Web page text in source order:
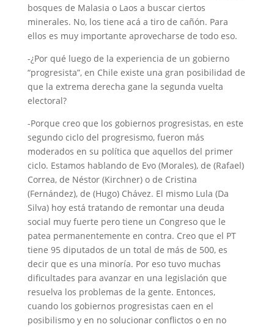
bosques de Malasia o Laos a buscar ciertos
minerales. No, los tiene acá a tiro de cañón. Para
ellos es muy importante aprovecharse de todo eso.
-¿Por qué luego de la experiencia de un gobierno
“progresista”, en Chile existe una gran posibilidad de
que la extrema derecha gane la segunda vuelta
electoral?
-Porque creo que los gobiernos progresistas, en este
segundo ciclo del progresismo, fueron más
moderados en su política que aquellos del primer
ciclo. Estamos hablando de Evo (Morales), de (Rafael)
Correa, de Néstor (Kirchner) o de Cristina
(Fernández), de (Hugo) Chávez. El mismo Lula (Da
Silva) hoy está tratando de remontar una deuda
social muy fuerte pero tiene un Congreso que le
patea permanentemente en contra. Creo que el PT
tiene 95 diputados de un total de más de 500, es
decir que es una minoría. Por eso tuvo muchas
dificultades para avanzar en una legislación que
resuelva los problemas de la gente. Entonces,
cuando los gobiernos progresistas caen en el
posibilismo y en no solucionar conflictos o en no